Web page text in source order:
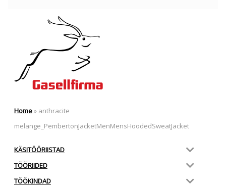
Home» anthracite
melange_PembertonJacketMenMensHoodedSweatJacket
KÄSITÖÖRIISTAD
TÖÖRIIDED
TÖÖKINDAD